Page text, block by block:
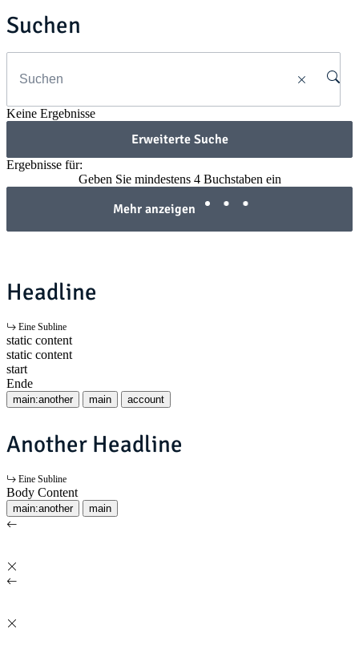
Suchen
Keine Ergebnisse
Erweiterte Suche
Ergebnisse für:
Geben Sie mindestens 4 Buchstaben ein
Mehr anzeigen
Headline
Eine Subline
static content
static content
start
Ende
main:another main account
Another Headline
Eine Subline
Body Content
main:another main